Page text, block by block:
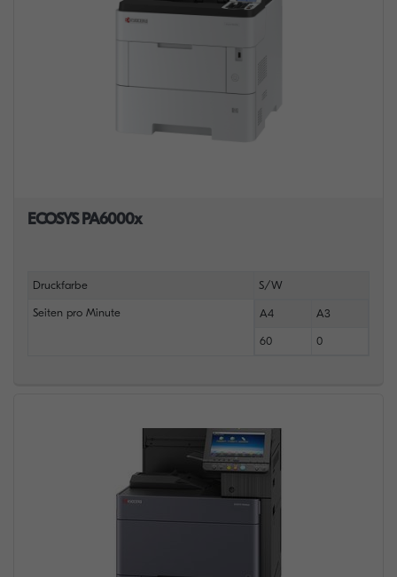
ECOSYS PA6000x
Druckfarbe S/W
Seiten pro Minute A4 A3
60 0